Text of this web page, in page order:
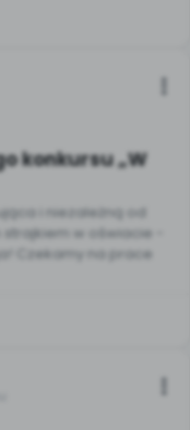
konkursu „W
i niezależną od
w oświacie -
Czekamy na prace